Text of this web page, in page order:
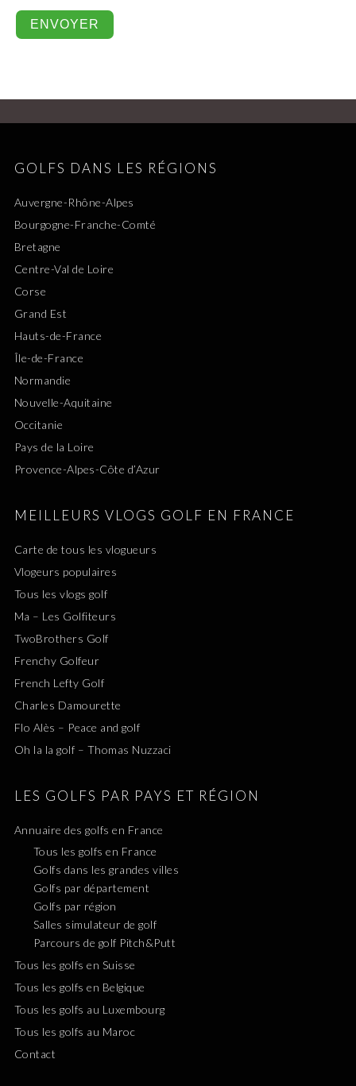
GOLFS DANS LES RÉGIONS
Auvergne-Rhône-Alpes
Bourgogne-Franche-Comté
Bretagne
Centre-Val de Loire
Corse
Grand Est
Hauts-de-France
Île-de-France
Normandie
Nouvelle-Aquitaine
Occitanie
Pays de la Loire
Provence-Alpes-Côte d’Azur
MEILLEURS VLOGS GOLF EN FRANCE
Carte de tous les vlogueurs
Vlogeurs populaires
Tous les vlogs golf
Ma – Les Golfiteurs
TwoBrothers Golf
Frenchy Golfeur
French Lefty Golf
Charles Damourette
Flo Alès – Peace and golf
Oh la la golf – Thomas Nuzzaci
LES GOLFS PAR PAYS ET RÉGION
Annuaire des golfs en France
Tous les golfs en France
Golfs dans les grandes villes
Golfs par département
Golfs par région
Salles simulateur de golf
Parcours de golf Pitch&Putt
Tous les golfs en Suisse
Tous les golfs en Belgique
Tous les golfs au Luxembourg
Tous les golfs au Maroc
Contact